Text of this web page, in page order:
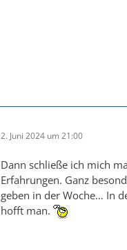
2. Juni 2024 um 21:00
Dann schließe ich mich
Erfahrungen. Ganz
geben in der Woche… In
hofft man.